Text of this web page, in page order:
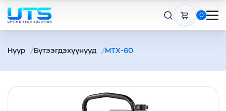
0
Нүүр Бүтээгдэхүүнүүд MTX-60